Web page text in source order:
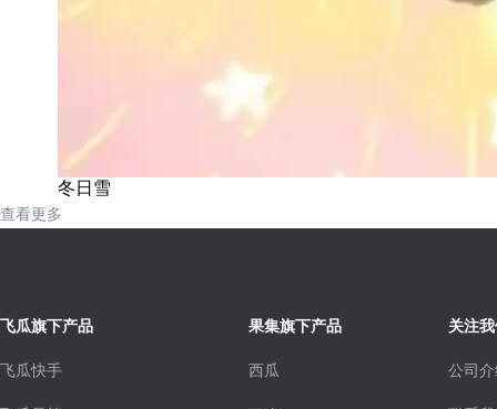
冬日雪
查看更多
飞瓜旗下产品
飞瓜快手
果集旗下产品
西瓜
关注
公司